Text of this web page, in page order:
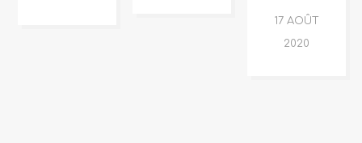
17 AOÛT
2020